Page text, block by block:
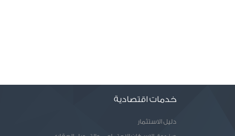
خدمات اقتصادية
دليل الاستثمار